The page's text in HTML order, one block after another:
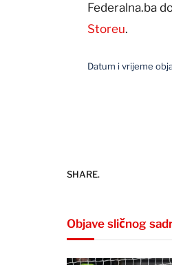
Federalna.ba
Storeu.
Datum i vrijeme
SHARE.
Objave sličnog